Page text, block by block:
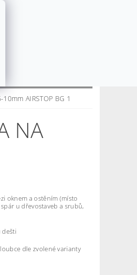
AIRSTOP BG 1
NA
oknem a ostěním (místo
u dřevostaveb a srubů,
dešti
dle zvolené varianty